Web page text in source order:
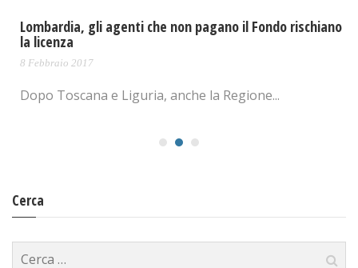
Lombardia, gli agenti che non pagano il Fondo rischiano
la licenza
8 Febbraio 2017
Dopo Toscana e Liguria, anche la Regione...
Cerca